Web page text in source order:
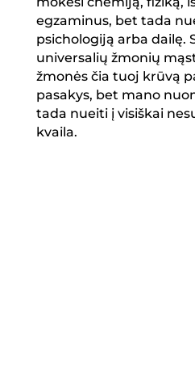
egzaminus, bet tada
psichologiją arba dailę.
universalių žmonių
žmonės čia tuoj krūvą
pasakys, bet mano
tada nueiti į visiškai
kvaila.